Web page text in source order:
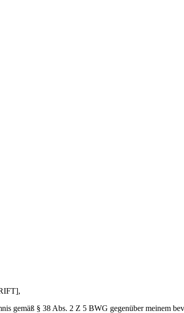
gemäß § 38 Abs. 2 Z 5 BWG gegenüber meinem